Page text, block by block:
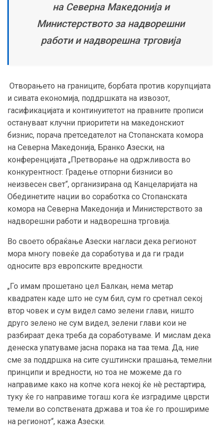
на Северна Македонија и
Министерството за надворешни
работи и надворешна трговија
Отворањето на границите, борбата против корупцијата
и сивата економија, поддршката на извозот,
гасификацијата и континуитетот на правните прописи
остануваат клучни приоритети на македонскиот
бизнис, порача претседателот на Стопанската комора
на Северна Македонија, Бранко Азески, на
конференцијата „Претворање на одржливоста во
конкурентност: Градење отпорни бизниси во
неизвесен свет“, организирана од Канцеларијата на
Обединетите нации во соработка со Стопанската
комора на Северна Македонија и Министерството за
надворешни работи и надворешна трговија.
Во своето обраќање Азески нагласи дека регионот
мора многу повеќе да соработува и да ги гради
односите врз европските вредности.
„Го имам прошетано цел Балкан, нема метар
квадратен каде што не сум бил, сум го сретнал секој
втор човек и сум видел само зелени глави, ништо
друго зелено не сум видел, зелени глави кои не
разбираат дека треба да соработуваме. И мислам дека
денеска упатуваме јасна порака на таа тема. Да, ние
сме за поддршка на сите суштински прашања, темелни
принципи и вредности, но тоа не можеме да го
направиме како на копче кога некој ќе нè рестартира,
туку ќе го направиме тогаш кога ќе изградиме цврсти
темели во сопствената држава и тоа ќе го прошириме
на регионот“, кажа Азески.